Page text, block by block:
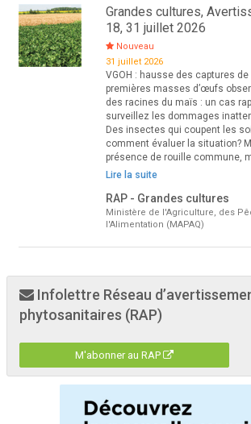
Grandes cultures,
18, 31 juillet 2026
Nouveau
31 juillet 2026
VGOH : hausse des captures
premières masses d’œufs
des racines du maïs : un cas
surveillez les dommages
Des insectes qui coupent les
comment évaluer la situation?
présence de rouille commune,
Lire la suite
RAP - Grandes cultures
Ministère de l'Agriculture, des
l'Alimentation (MAPAQ)
Infolettre Réseau
phytosanitaires (RAP)
M'abonner au RAP